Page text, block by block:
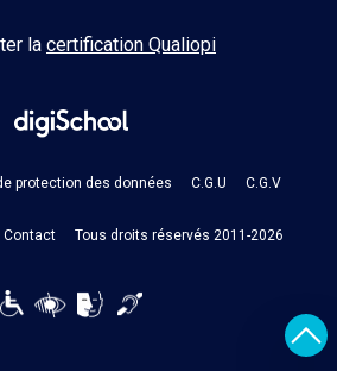
la certification Qualiopi
protection des données C.G.U C.G.V
Contact Tous droits réservés 2011-2026